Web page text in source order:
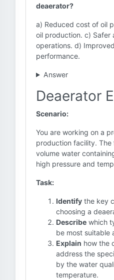
deaerator?
a) Reduced cost of oil
oil production. c) Safer
operations. d)
performance.
Answer
Deaerator
Scenario:
You are working on a
production facility.
volume water
high pressure and
Task:
Identify the key
choosing a
Describe which
be most suitable
Explain how the
address the
by the water
temperature.